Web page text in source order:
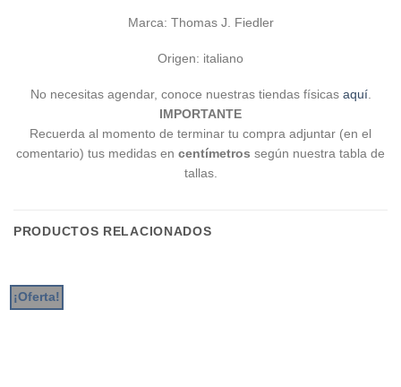
Marca: Thomas J. Fiedler
Origen: italiano
No necesitas agendar, conoce nuestras tiendas físicas aquí.
IMPORTANTE
Recuerda al momento de terminar tu compra adjuntar (en el
comentario) tus medidas en centímetros según nuestra tabla de
tallas.
PRODUCTOS RELACIONADOS
¡Oferta!